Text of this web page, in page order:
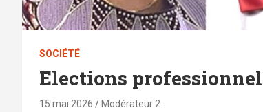
SOCIÉTÉ
Elections
15 mai 2026 Modérateur 2